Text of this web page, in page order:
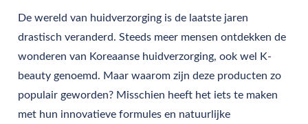
De wereld van huidverzorging is de laatste jaren
drastisch veranderd. Steeds meer mensen ontdekken de
wonderen van Koreaanse huidverzorging, ook wel K-
beauty genoemd. Maar waarom zijn deze producten zo
populair geworden? Misschien heeft het iets te maken
met hun innovatieve formules en natuurlijke